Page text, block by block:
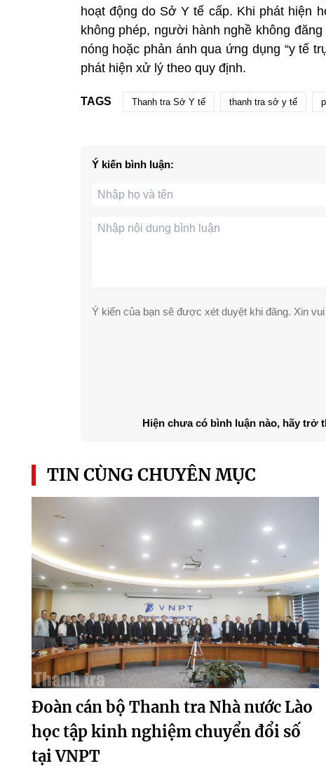
hoạt động do Sở Y tế cấp. Khi phát hiện
không phép, người hành nghề không
nóng hoặc phản ánh qua ứng dụng “y tế
phát hiện xử lý theo quy định.
TAGS Thanh tra Sở Y tế thanh tra sở y tế
Ý kiến bình luận:
Ý kiến của bạn sẽ được xét duyệt khi đăng. Xin
Hiện chưa có bình luận nào, hãy trở
TIN CÙNG CHUYÊN MỤC
Đoàn cán bộ Thanh tra Nhà nước Lào
học tập kinh nghiệm chuyển đổi số
tại VNPT